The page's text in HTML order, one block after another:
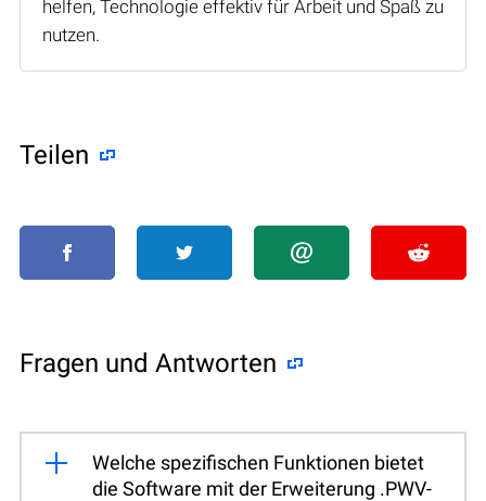
helfen, Technologie effektiv für Arbeit und Spaß zu
nutzen.
Teilen
Fragen und Antworten
Welche spezifischen Funktionen bietet
die Software mit der Erweiterung .PWV-